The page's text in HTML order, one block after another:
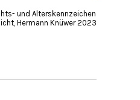
und Alterskennzeichen
Hermann Knüwer 2023